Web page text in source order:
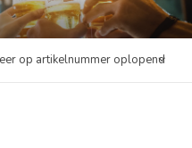
op artikelnummer oplopend